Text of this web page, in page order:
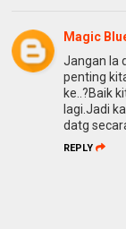
Magic
Jangan la
penting
ke..?Baik
lagi.Jadi
datg
REPLY